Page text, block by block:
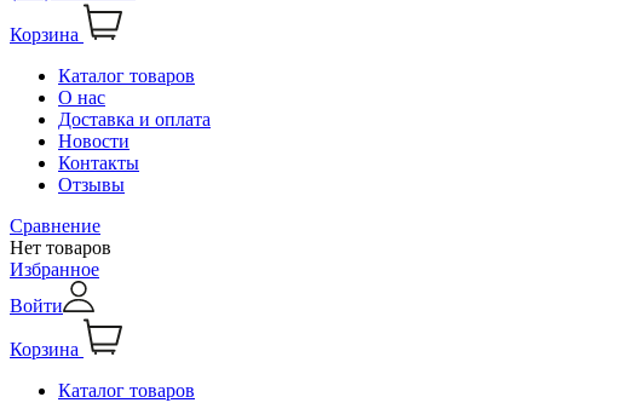
Корзина
Каталог товаров
О нас
Доставка и оплата
Новости
Контакты
Отзывы
Сравнение
Нет товаров
Избранное
Войти
Корзина
Каталог товаров